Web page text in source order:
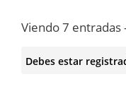
Viendo 7 entradas
Debes estar